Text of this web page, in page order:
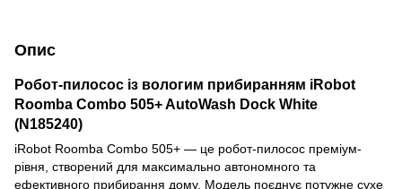
Опис
Робот-пилосос із вологим прибиранням iRobot
Roomba Combo 505+ AutoWash Dock White
(N185240)
iRobot Roomba Combo 505+ — це робот-пилосос преміум-
рівня, створений для максимально автономного та
ефективного прибирання дому. Модель поєднує потужне сухе